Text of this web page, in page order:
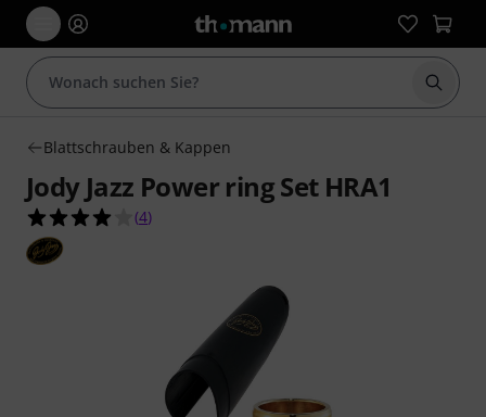
Suche
Blattschrauben & Kappen
Jody Jazz Power ring Set HRA1
4.0 von 5 Sternen aus 4 Kundenbewertungen
(4)